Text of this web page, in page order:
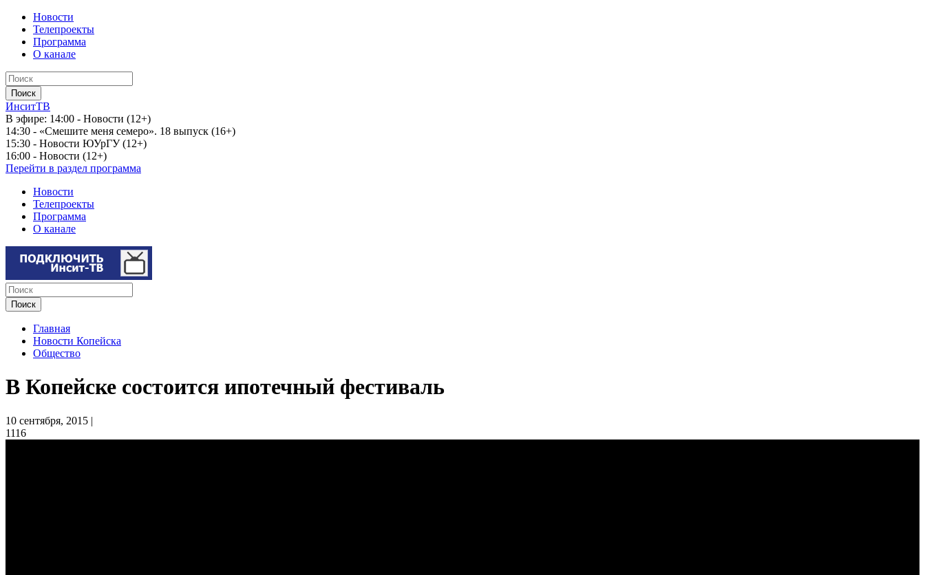
Новости
Телепроекты
Программа
О канале
ИнситТВ
В эфире: 14:00 - Новости (12+)
14:30 - «Смешите меня семеро». 18 выпуск (16+)
15:30 - Новости ЮУрГУ (12+)
16:00 - Новости (12+)
Перейти в раздел программа
Новости
Телепроекты
Программа
О канале
Главная
Новости Копейска
Общество
В Копейске состоится ипотечный фестиваль
10 сентября, 2015 |
1116